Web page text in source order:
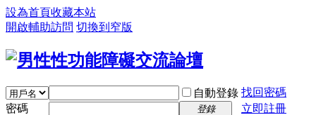
設為首頁收藏本站
開啟輔助訪問 切換到窄版
自動登錄 找回密碼
密碼
登錄
立即註冊